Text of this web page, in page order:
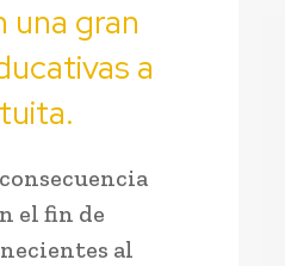
una gran
a
el fin de
al